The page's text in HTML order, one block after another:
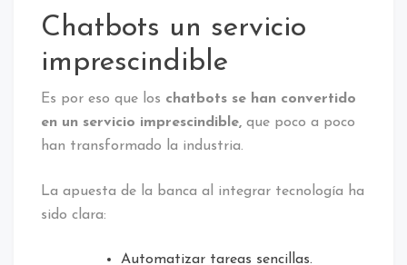
Chatbots un servicio
imprescindible
Es por eso que los chatbots se han convertido
en un servicio imprescindible, que poco a poco
han transformado la industria.
La apuesta de la banca al integrar tecnología ha
sido clara:
Automatizar tareas sencillas.